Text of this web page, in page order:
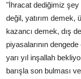
"İhracat dediğimiz şey
değil, yatırım
kazancı demek, dış
piyasalarının
yarı yıl inşallah
barışla son bulması